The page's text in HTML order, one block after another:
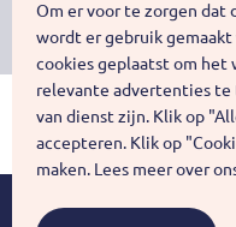
stichting zonder
SGR
Om er voor te zorgen dat
wordt er gebruik gemaakt
cookies geplaatst om het
relevante advertenties te
van dienst zijn. Klik op
accepteren. Klik op
maken. Lees meer over